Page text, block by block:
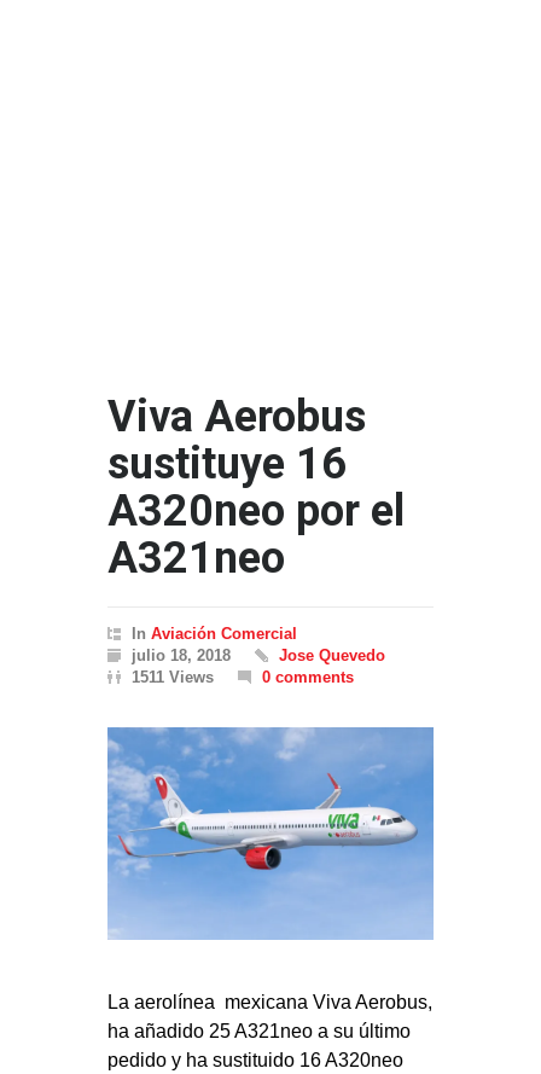
Viva Aerobus
sustituye 16
A320neo por el
A321neo
In Aviación Comercial
julio 18, 2018
Jose Quevedo
1511 Views
0 comments
La aerolínea mexicana Viva Aerobus,
ha añadido 25 A321neo a su último
pedido y ha sustituido 16 A320neo